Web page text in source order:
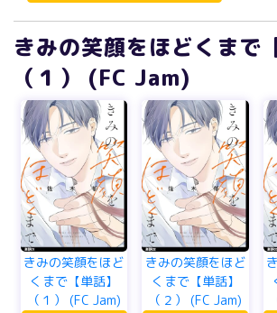
きみの笑顔をほどくまで
（１） (FC Jam)
きみの笑顔をほど
くまで【単話】
（１） (FC Jam)
きみの笑顔をほど
くまで【単話】
（２） (FC Jam)